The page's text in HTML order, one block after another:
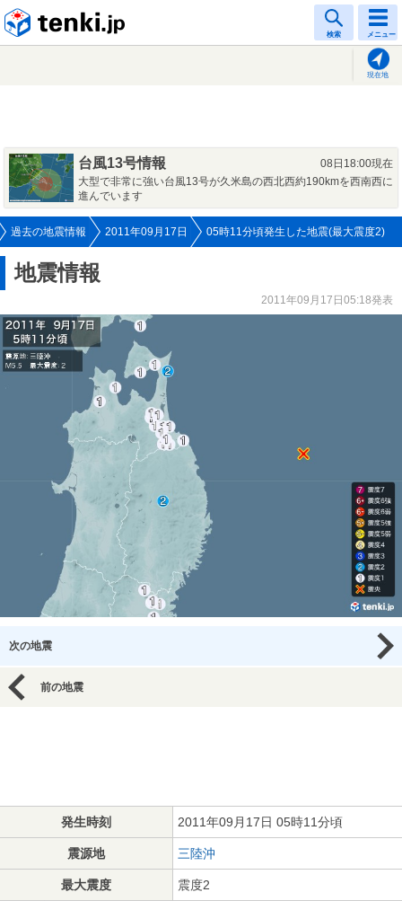
検索 メニュー
現在地
台風13号情報
08日18:00現在
大型で非常に強い台風13号が久米島の西北西約190kmを西南西に
進んでいます
過去の地震情報 2011年09月17日 05時11分頃発生した地震(最大震度2)
地震情報
2011年09月17日05:18発表
次の地震
前の地震
発生時刻 2011年09月17日 05時11分頃
震源地 三陸沖
最大震度 震度2